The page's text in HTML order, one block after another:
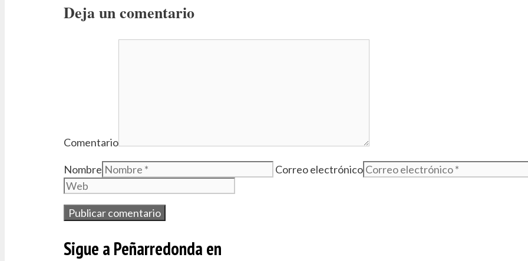
Deja un comentario
Comentario
Nombre Correo electrónico
Sigue a Peñarredonda en